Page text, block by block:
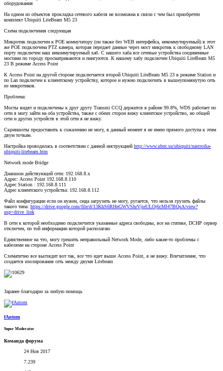
оборудования
На одном из объектов прокладка сетевого кабеля не возможна в связи с чем был приобретен
комплект Ubiquiti LiteBeam M5 23
Схема подключения следующая
Микротик подключен к POE коммутатору (он также без WEB интерфейса, некоммутируемый) в этот
же POE подключена PTZ камера, которая передает данные через мост микротик к свободному LAN
порту подключен наш некоммутируемый хаб. С нашего хаба все сетевые устройства соединенные
мостами по городу просматриваются и пингуются. К нашему хабу подключен Ubiquiti LiteBeam M5
23 В режиме Access Point
К Access Point на другой стороне подключается второй Ubiquiti LiteBeam M5 23 в режиме Station и
по Lan подключен к клиентскому устройству, которое и нужно подключить в вышеупомянутую сеть
из микротиков.
Проблема:
Мосты видят и подключены к друг другу Transmi CCQ держится в районе 99.8%, WDS работает по
сети я могу зайти на оба устройства, также с обеих сторон вижу клиентское устройство, но общей
сети и других устройств в этой сети я не вижу.
Скриншоты предоставить к сожалению не могу, в данный момент я не имею прямого доступа к этим
двум точкам.
Настройка проводилась в соответствии с данной инструкцией http://www.ubnt.su/ubiquiti/nastroika-
ubiquiti-litebeam.htm
Network mode Bridge
Диапазон действующей сети: 192.168.8.х
Адрес: Access Point 192.168.8.110
Адрес Station : 192.168.8.111
Адрес клиентского устройства: 192.168.8.112
Файл конфигурации если он нужен, сюда загрузить не могу, ругается, что нельзя грузить файлы
такого типа: https://drive.google.com/file/d/13KhS6RHeGWVShrVjieULOj6cMl47BQsA/view?
usp=drive_link
В сети к которой необходимо подключится указанные адреса свободны, все на статике, DCHP сервер
отключен, по той информации которой располагаю
Единственное на что, могу грешить неправильный Network Mode, либо какие-то проблемы с
кабелями на стороне Access Point
Схематично все выглядит вот так, все что идет выше Access Point, я не вижу. Впечатление, что
создается изолирования сеть между двумя Litebeam
Заранее благодарю за любую помощь
fAntom
Super Moderator
Команда форума
24 Ноя 2017
7.239